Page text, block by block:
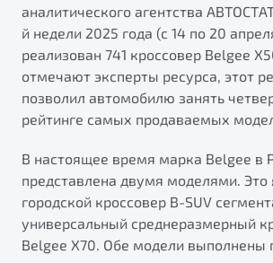
Элегантный и практичный седан
Обзор В наличии
X70
Узнайте о специальных выгодах при
автомобиля Belgee
Подробно
Автомобили в наличии
Будьте еще более уверены на дорогах
"Помощь на дорогах"
аналитического агентства
й недели 2025 года (с 14 по 20
реализован 741 кроссовер Belgee
отмечают эксперты ресурса, этот
позволил автомобилю занять
рейтинге самых продаваемых
В настоящее время марка Belgee в
представлена двумя моделями. Это
городской кроссовер B-SUV
универсальный среднеразмерный
Belgee X70. Обе модели выполнены